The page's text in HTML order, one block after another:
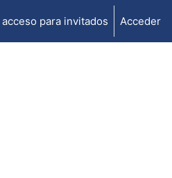
para invitados Acceder